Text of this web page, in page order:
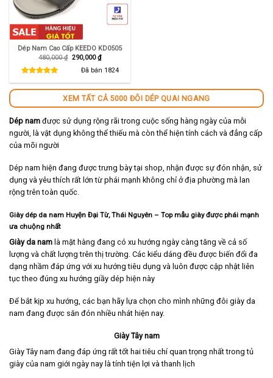
Dép Nam Cao Cấp KEEDO KD0505
480,000₫ Giá
480,000 ₫.
290,000₫Giá
hiện
tại
là:
Đã bán 1824
XEM TẤT CẢ 5000 ĐÔI DÉP QUAI NGANG
Dép nam được sử dụng rộng rãi trong cuộc sống hàng ngày của mỗi
người, là vật dụng không thể thiếu mà còn thể hiện tính cách và đẳng cấp
của mõi người
Dép nam hiện đang được trưng bày tại shop, nhận được sự đón nhận, sử
dụng và yêu thích rất lớn từ phái mạnh không chỉ ở địa phường mà lan
rộng trên toàn quốc.
Giày dép da nam Huyện Đại Từ, Thái Nguyên – Top mẫu giày được phái mạnh
ưa chuộng nhất
Giày da nam là mặt hàng đang có xu hướng ngày càng tăng về cả số
lượng và chất lượng trên thị trường. Các kiểu dáng đều được biến đổi đa
dạng nhầm đáp ứng với xu hướng tiêu dụng và luôn được cập nhật liên
tục theo đúng xu hướng giầy dép hiện này
Để bắt kịp xu hướng, các bạn hãy lựa chọn cho mình những đôi giày da
nam đang được săn đón nhiều nhát hiện nay.
Giày Tây nam
Giày Tây nam đang đáp ứng rất tốt hai tiêu chí quan trọng nhất trong tủ
giày của nam giới ngày nay là tính tiện lợi và thanh lịch